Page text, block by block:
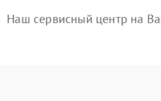
Наш сервисный центр на